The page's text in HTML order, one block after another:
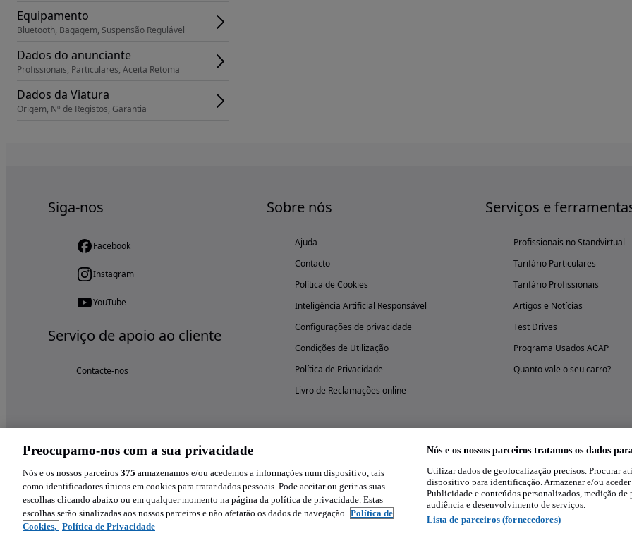
Equipamento
Bluetooth, Bagagem, Suspensão Regulável
Dados do anunciante
Profissionais, Particulares, Aceita Retoma
Dados da Viatura
Origem, Nº de Registos, Garantia
Siga-nos
Facebook
Instagram
YouTube
Serviço de apoio ao cliente
Contacte-nos
Sobre nós
Ajuda
Contacto
Política de Cookies
Inteligência Artificial Responsável
Configurações de privacidade
Condições de Utilização
Política de Privacidade
Livro de Reclamações online
Serviços e
Profissionais no Standvirtual
Tarifário Particulares
Tarifário Profissionais
Artigos e Notícias
Test Drives
Programa Usados ACAP
Quanto vale o seu carro?
Experimenta a aplicação
Preocupamo-nos com a sua privacidade
Nós e os nossos parceiros 375 armazenamos e/ou acedemos a informações num dispositivo, tais
como identificadores únicos em cookies para tratar dados pessoais. Pode aceitar ou gerir as suas
escolhas clicando abaixo ou em qualquer momento na página da política de privacidade. Estas
escolhas serão sinalizadas aos nossos parceiros e não afetarão os dados de navegação. Política de
Cookies, Política de Privacidade
Nós e os nossos parceiros tratamos os dados
Utilizar dados de geolocalização precisos. Procurar
dispositivo para identificação. Armazenar e/ou
Publicidade e conteúdos personalizados, medição
audiência e desenvolvimento de serviços.
Lista de parceiros (fornecedores)